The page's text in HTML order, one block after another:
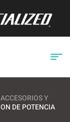
ACCESORIOS Y
DE POTENCIA